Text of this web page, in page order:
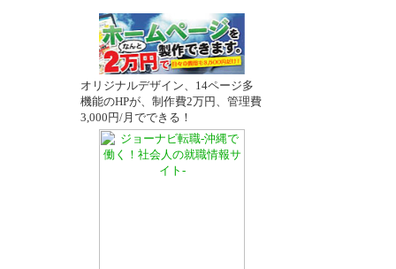
オリジナルデザイン、14ページ多
機能のHPが、制作費2万円、管理費
3,000円/月でできる！